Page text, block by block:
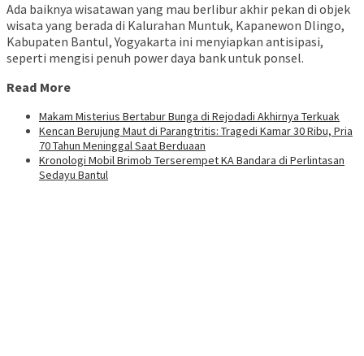
Ada baiknya wisatawan yang mau berlibur akhir pekan di objek
wisata yang berada di Kalurahan Muntuk, Kapanewon Dlingo,
Kabupaten Bantul, Yogyakarta ini menyiapkan antisipasi,
seperti mengisi penuh power daya bank untuk ponsel.
Read More
Makam Misterius Bertabur Bunga di Rejodadi Akhirnya Terkuak
Kencan Berujung Maut di Parangtritis: Tragedi Kamar 30 Ribu, Pria
70 Tahun Meninggal Saat Berduaan
Kronologi Mobil Brimob Terserempet KA Bandara di Perlintasan
Sedayu Bantul